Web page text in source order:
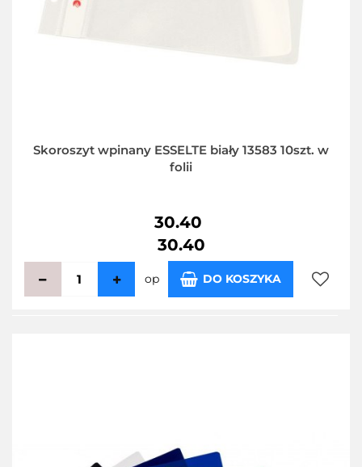
Skoroszyt wpinany ESSELTE biały 13583 10szt. w
folii
30.40
30.40
op DO KOSZYKA